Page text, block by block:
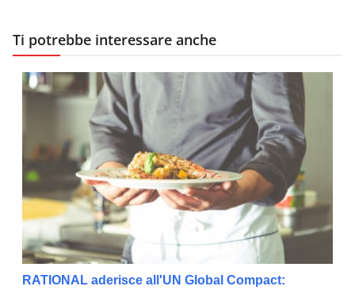
Ti potrebbe interessare anche
RATIONAL aderisce all'UN Global Compact: